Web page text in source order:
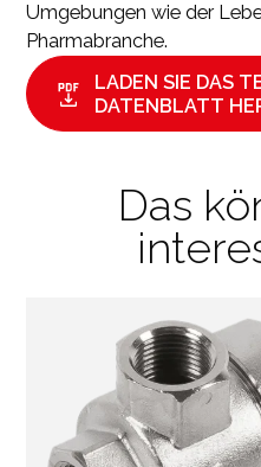
Umgebungen wie der
Pharmabranche.
LADEN SIE DAS
DATENBLATT
Das